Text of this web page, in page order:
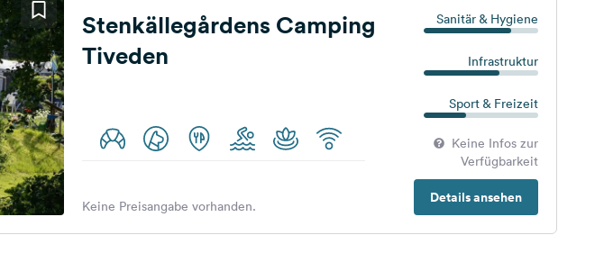
Stenkällegårdens Camping
Tiveden
Sanitär & Hygiene
Infrastruktur
Sport & Freizeit
Keine Infos zur
Verfügbarkeit
Details ansehen
Keine Preisangabe vorhanden.